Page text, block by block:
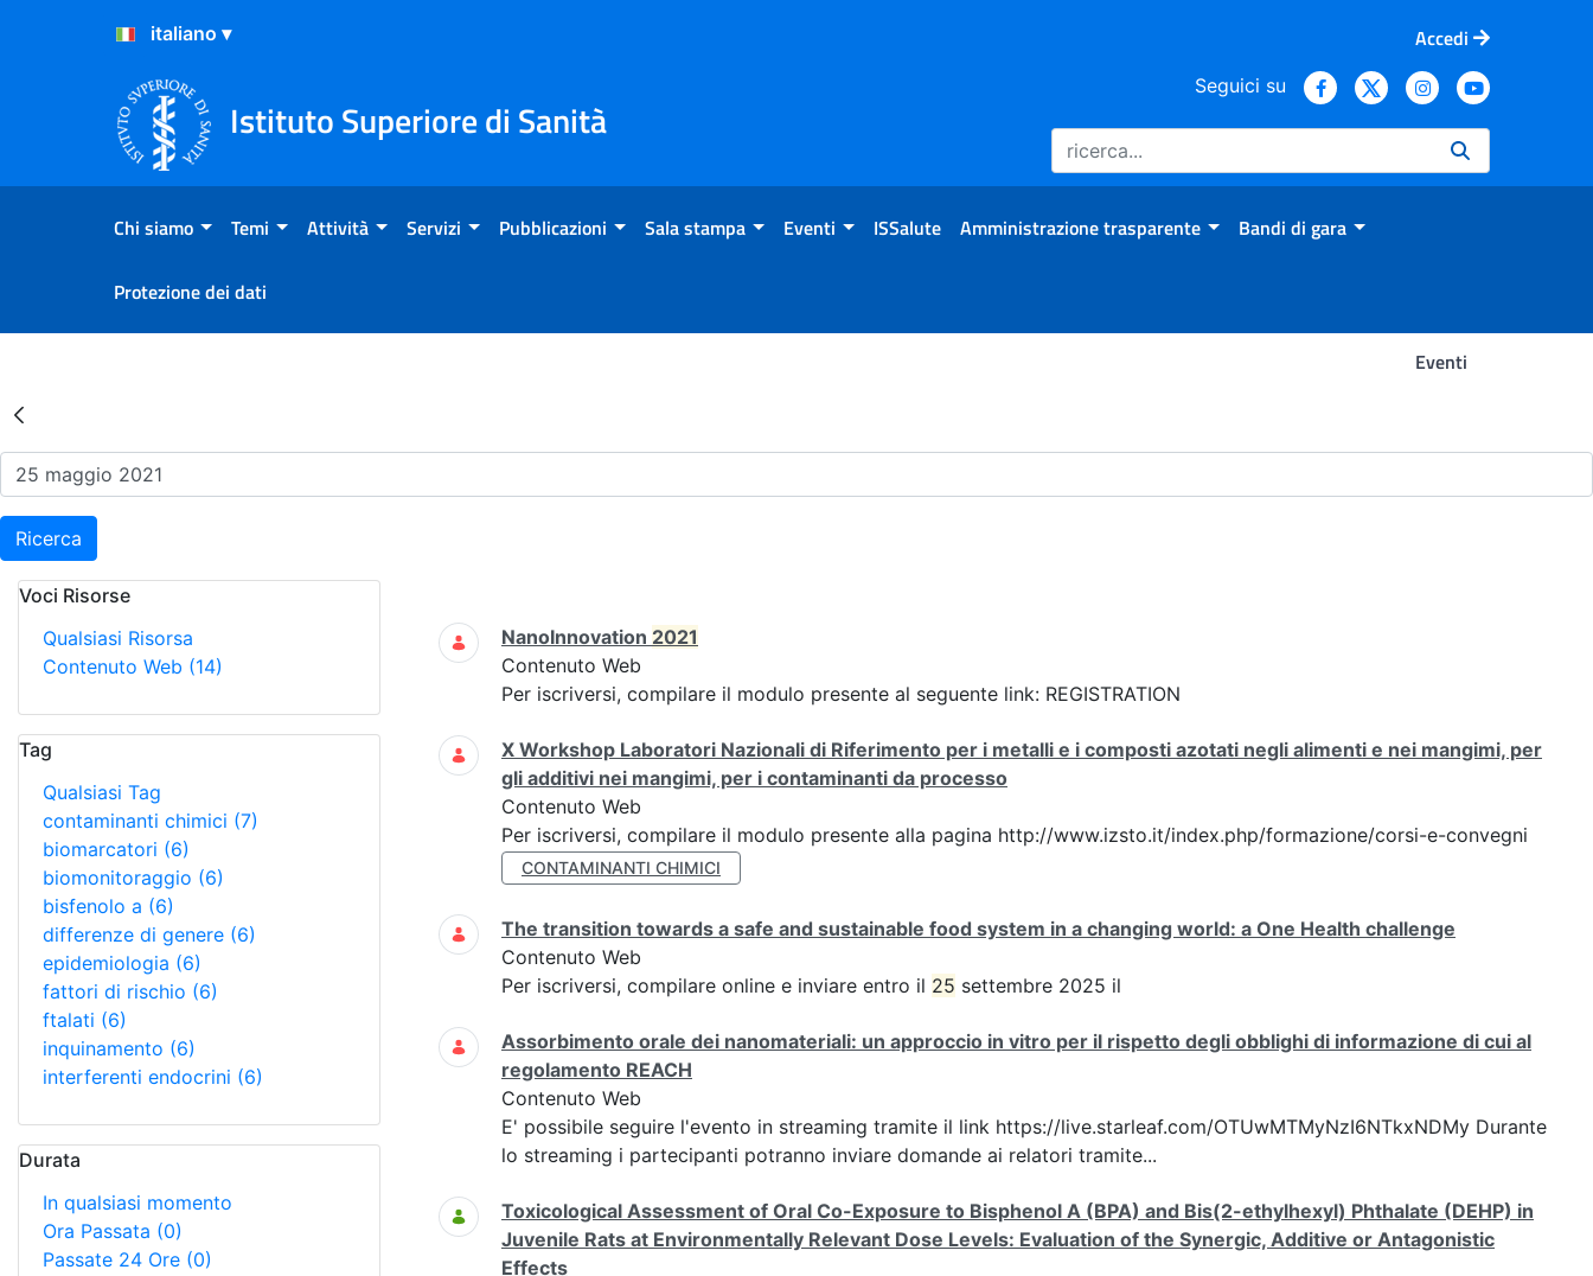
Salta al Contenuto
Salta al Footer
Accedi
Istituto Superiore di Sanità
Seguici su
Chi siamo Temi Attività Servizi Pubblicazioni Sala stampa Eventi ISSalute Amministrazione trasparente Bandi di gara
Protezione dei dati
Eventi
Risultati della Ricerca - Eventi
Ricerca
Voci Risorse
Qualsiasi Risorsa
Contenuto Web (14)
Tag
Qualsiasi Tag
contaminanti chimici (7)
biomarcatori (6)
biomonitoraggio (6)
bisfenolo a (6)
differenze di genere (6)
epidemiologia (6)
fattori di rischio (6)
ftalati (6)
inquinamento (6)
interferenti endocrini (6)
Durata
In qualsiasi momento
Ora Passata (0)
Passate 24 Ore (0)
Ricerca
NanoInnovation 2021
Contenuto Web
Per iscriversi, compilare il modulo presente al seguente link: REGISTRATION
X Workshop Laboratori Nazionali di Riferimento per i metalli e i composti azotati negli alimenti e nei mangimi, per
gli additivi nei mangimi, per i contaminanti da processo
Contenuto Web
Per iscriversi, compilare il modulo presente alla pagina http://www.izsto.it/index.php/formazione/corsi-e-convegni
CONTAMINANTI CHIMICI
The transition towards a safe and sustainable food system in a changing world: a One Health challenge
Contenuto Web
Per iscriversi, compilare online e inviare entro il 25 settembre 2025 il
Assorbimento orale dei nanomateriali: un approccio in vitro per il rispetto degli obblighi di informazione di cui al
regolamento REACH
Contenuto Web
E' possibile seguire l'evento in streaming tramite il link https://live.starleaf.com/OTUwMTMyNzI6NTkxNDMy Durante
lo streaming i partecipanti potranno inviare domande ai relatori tramite...
Toxicological Assessment of Oral Co-Exposure to Bisphenol A (BPA) and Bis(2-ethylhexyl) Phthalate (DEHP) in
Juvenile Rats at Environmentally Relevant Dose Levels: Evaluation of the Synergic, Additive or Antagonistic
Effects